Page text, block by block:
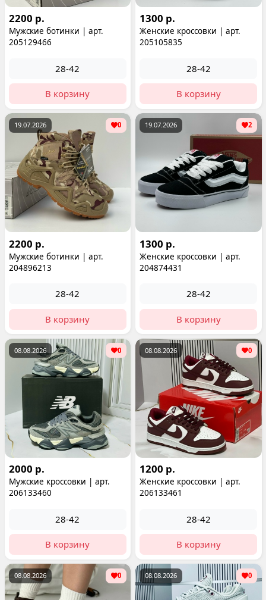
2200 р.
Мужские ботинки | арт.
205129466
28-42
В корзину
1300 р.
Женские кроссовки | арт.
205105835
28-42
В корзину
19.07.2026 0
2200 р.
Мужские ботинки | арт.
204896213
28-42
В корзину
19.07.2026 2
1300 р.
Женские кроссовки | арт.
204874431
28-42
В корзину
08.08.2026 0
2000 р.
Мужские кроссовки | арт.
206133460
28-42
В корзину
08.08.2026 0
1200 р.
Женские кроссовки | арт.
206133461
28-42
В корзину
08.08.2026 0 08.08.2026 0